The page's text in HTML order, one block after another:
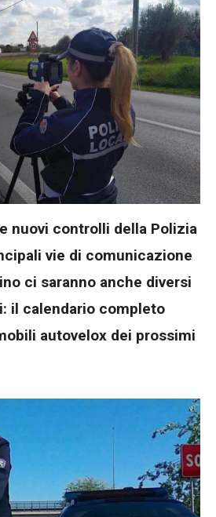
nuovi controlli della Polizia
vie di comunicazione
ci saranno anche diversi
il calendario completo
autovelox dei prossimi